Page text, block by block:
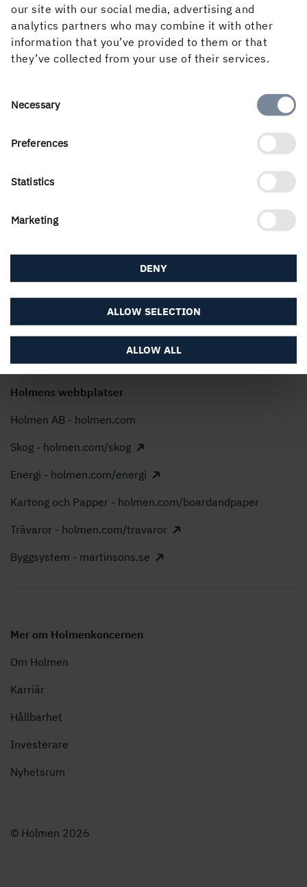
our site with our social media, advertising and
analytics partners who may combine it with other
information that you’ve provided to them or that
they’ve collected from your use of their services.
Consent
Necessary
Preferences
Statistics
Marketing
ALLOW ALL
ALLOW SELECTION
DENY
Holmens verksamhet utgår från skogens kretslopp och de
affärsområden är Skog, Trävaror, Kartong och Papper
för aktieägare, kunder och samhälle. Vår omsättning
uppgick 2025 till nästan 22 Mdkr och aktien är noterad
Holmens webbplatser
Holmen AB - holmen.com
Skog - holmen.com/skog
Energi - holmen.com/energi
Kartong och Papper - holmen.com/boardandpaper
Trävaror - holmen.com/travaror
Byggsystem - martinsons.se
Mer om Holmenkoncernen
Om Holmen
Karriär
Hållbarhet
Investerare
Nyhetsrum
© Holmen 2026